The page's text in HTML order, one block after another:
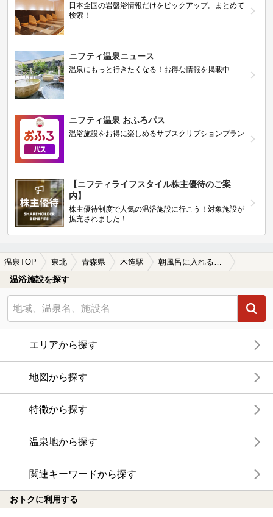
日本全国の岩盤浴情報だけをピックアップ。まとめて
検索！
ニフティ温泉ニュース
温泉にもっと行きたくなる！お得な情報を掲載中
ニフティ温泉 おふろパス
温浴施設をお得に楽しめるサブスクリプションプラン
【ニフティライフスタイル株主優待のご案
内】
株主優待制度で人気の温浴施設に行こう！対象施設が
拡充されました！
温泉TOP 東北 青森県 木造駅
温浴施設を探す
エリアから探す
地図から探す
特徴から探す
温泉地から探す
関連キーワードから探す
おトクに利用する